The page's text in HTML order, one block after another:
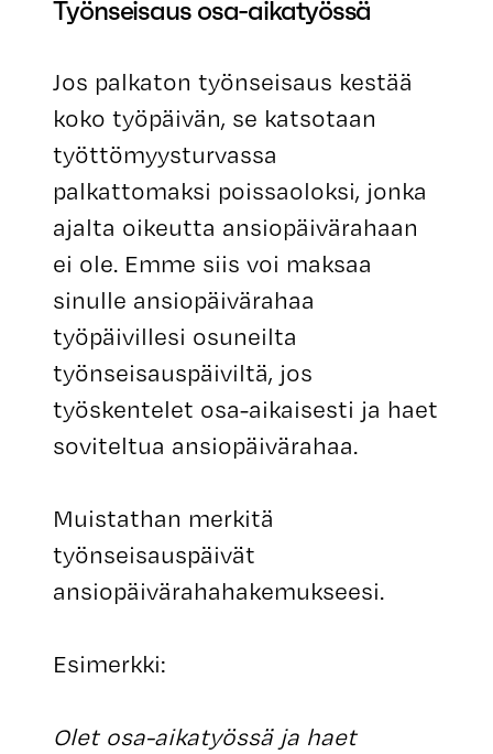
Työnseisaus osa-aikatyössä
Jos palkaton työnseisaus kestää
koko työpäivän, se katsotaan
työttömyysturvassa
palkattomaksi poissaoloksi, jonka
ajalta oikeutta ansiopäivärahaan
ei ole. Emme siis voi maksaa
sinulle ansiopäivärahaa
työpäivillesi osuneilta
työnseisauspäiviltä, jos
työskentelet osa-aikaisesti ja haet
soviteltua ansiopäivärahaa.
Muistathan merkitä
työnseisauspäivät
ansiopäivärahahakemukseesi.
Esimerkki:
Olet osa-aikatyössä ja haet